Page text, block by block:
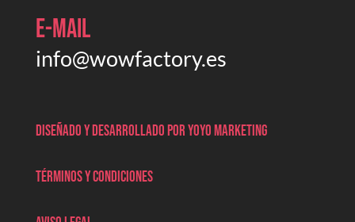
E-mail
info@wowfactory.es
Diseñado y desarrollado por Yoyo marketing
Términos y condiciones